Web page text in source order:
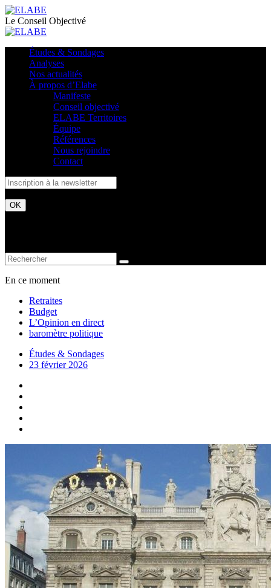
Le Conseil Objectivé
Études & Sondages
Analyses
Nos actualités
À propos d’Elabe
Manifeste
Conseil objectivé
ELABE Territoires
Équipe
Références
Nous rejoindre
Contact
En ce moment
Retraites
Budget
L’Opinion en direct
baromètre politique
Études & Sondages
23 février 2026